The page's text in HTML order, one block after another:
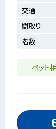
交通
間取り
階数
ペット